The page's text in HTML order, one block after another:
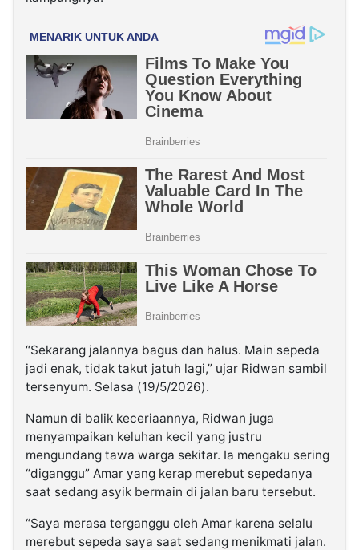
“Sekarang jalannya bagus dan halus. Main sepeda
jadi enak, tidak takut jatuh lagi,” ujar Ridwan sambil
tersenyum. Selasa (19/5/2026).
Namun di balik keceriaannya, Ridwan juga
menyampaikan keluhan kecil yang justru
mengundang tawa warga sekitar. Ia mengaku sering
“diganggu” Amar yang kerap merebut sepedanya
saat sedang asyik bermain di jalan baru tersebut.
“Saya merasa terganggu oleh Amar karena selalu
merebut sepeda saya saat sedang menikmati jalan.